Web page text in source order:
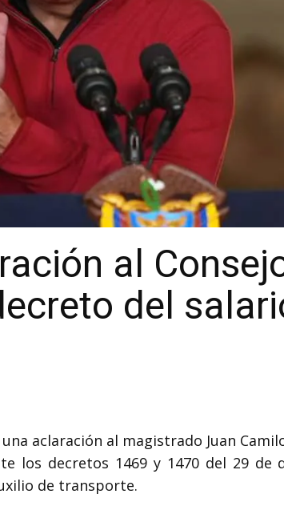
al
del
aclaración al magistrado Juan
los decretos 1469 y 1470 del 29 de
de transporte.